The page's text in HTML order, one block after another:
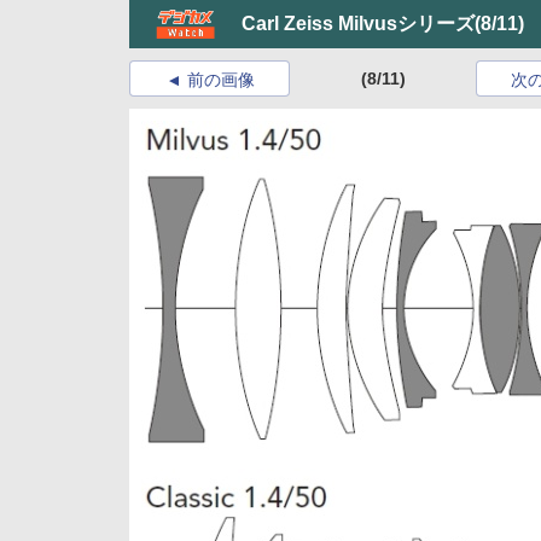
Carl Zeiss Milvusシリーズ(8/11)
前の画像 (8/11) 次